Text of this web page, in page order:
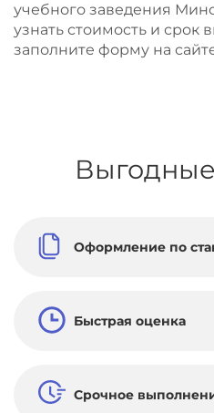
учебного заведения
узнать стоимость и срок
заполните форму на
Оформление по
Быстрая оценка
Срочное